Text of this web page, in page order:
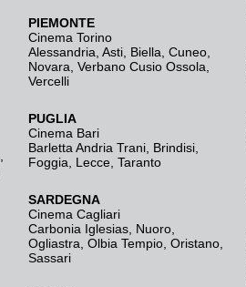
PIEMONTE
Cinema Torino
Alessandria Asti Biella Cuneo
Novara Verbano Cusio Ossola
Vercelli
PUGLIA
Cinema Bari
Barletta Andria Trani Brindisi
Foggia
Lecce Taranto
SARDEGNA
Cinema Cagliari
Carbonia Iglesias Nuoro
Ogliastra Olbia Tempio Oristano
Sassari